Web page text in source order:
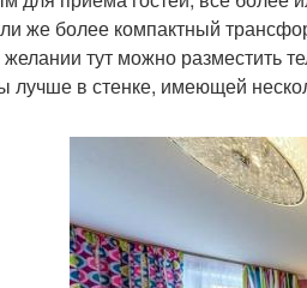
же более компактный
тут можно разместить
лучше в стенке, имеющей